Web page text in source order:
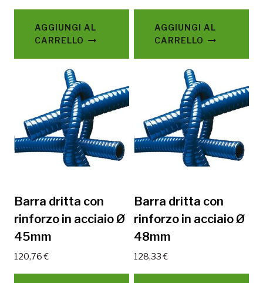
AGGIUNGI AL
CARRELLO
AGGIUNGI AL
CARRELLO
Barra dritta con
rinforzo in acciaio Ø
45mm
120,76€
Barra dritta con
rinforzo in acciaio Ø
48mm
128,33€